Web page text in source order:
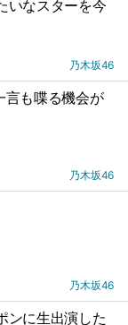
いなスターを今
乃木坂46
言も喋る機会が
乃木坂46
乃木坂46
ンに生出演した